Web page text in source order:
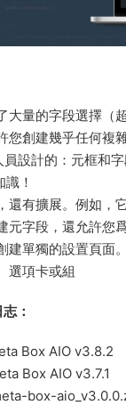
大量的字段選擇（
創建幾乎任何複
設計的：元框和字
！
還有擴展。例如，
元字段，還允許您
建單獨的設置頁面
選項卡或組
：
Box AIO v3.8.2
Box AIO v3.7.1
box-